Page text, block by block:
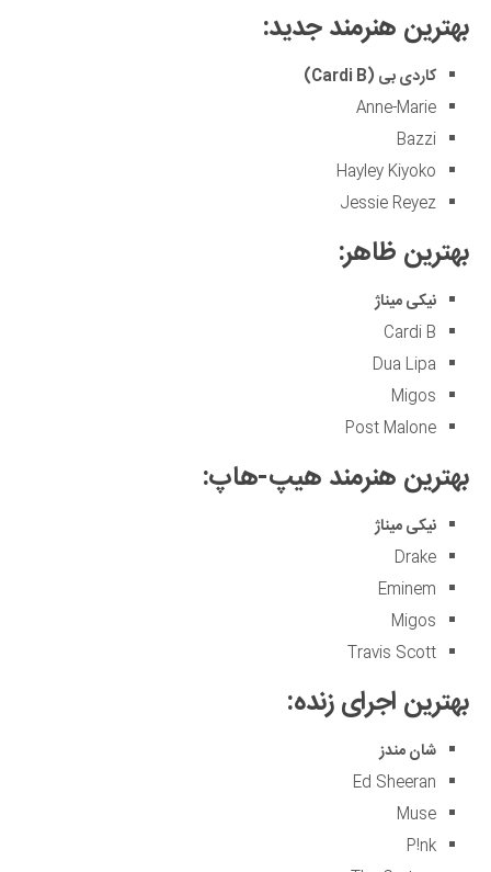
بهترین هنرمند جدید:
کاردی بی (Cardi B
)
Anne-Marie
Bazzi
Hayley Kiyoko
Jessie Reyez
بهترین ظاهر:
نیکی میناژ
Cardi B
Dua Lipa
Migos
Post Malone
بهترین هنرمند هیپ-هاپ:
نیکی میناژ
Drake
Eminem
Migos
Travis Scott
بهترین اجرای زنده:
شان مندز
Ed Sheeran
Muse
P!nk